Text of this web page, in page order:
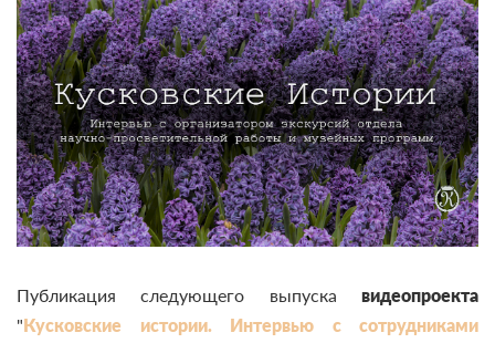
Публикация следующего выпуска видеопроекта
"Кусковские истории. Интервью с сотрудниками